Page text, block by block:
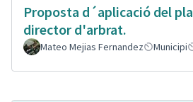
Proposta d´aplicació del pla
director d'arbrat.
Mateo Mejias Fernandez Municipi